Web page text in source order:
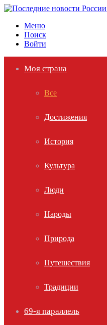
Меню
Поиск
Войти
Моя страна
Все
Достижения
История
Культура
Люди
Народы
Природа
Путешествия
Традиции
69-я параллель